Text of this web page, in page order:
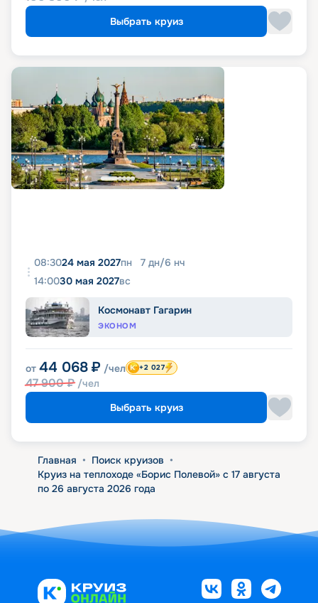
Выбрать круиз
08:3024 мая 2027пн 7 дн/6 нч
14:0030 мая 2027вс
Космонавт Гагарин
ЭКОНОМ
от 44 068 ₽ /чел
47 900₽ /чел
+2 027
Выбрать круиз
Главная • Поиск круизов •
Круиз на теплоходе «Борис Полевой» с 17 августа
по 26 августа 2026 года